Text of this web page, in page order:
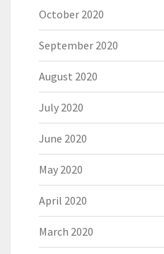
October 2020
September 2020
August 2020
July 2020
June 2020
May 2020
April 2020
March 2020